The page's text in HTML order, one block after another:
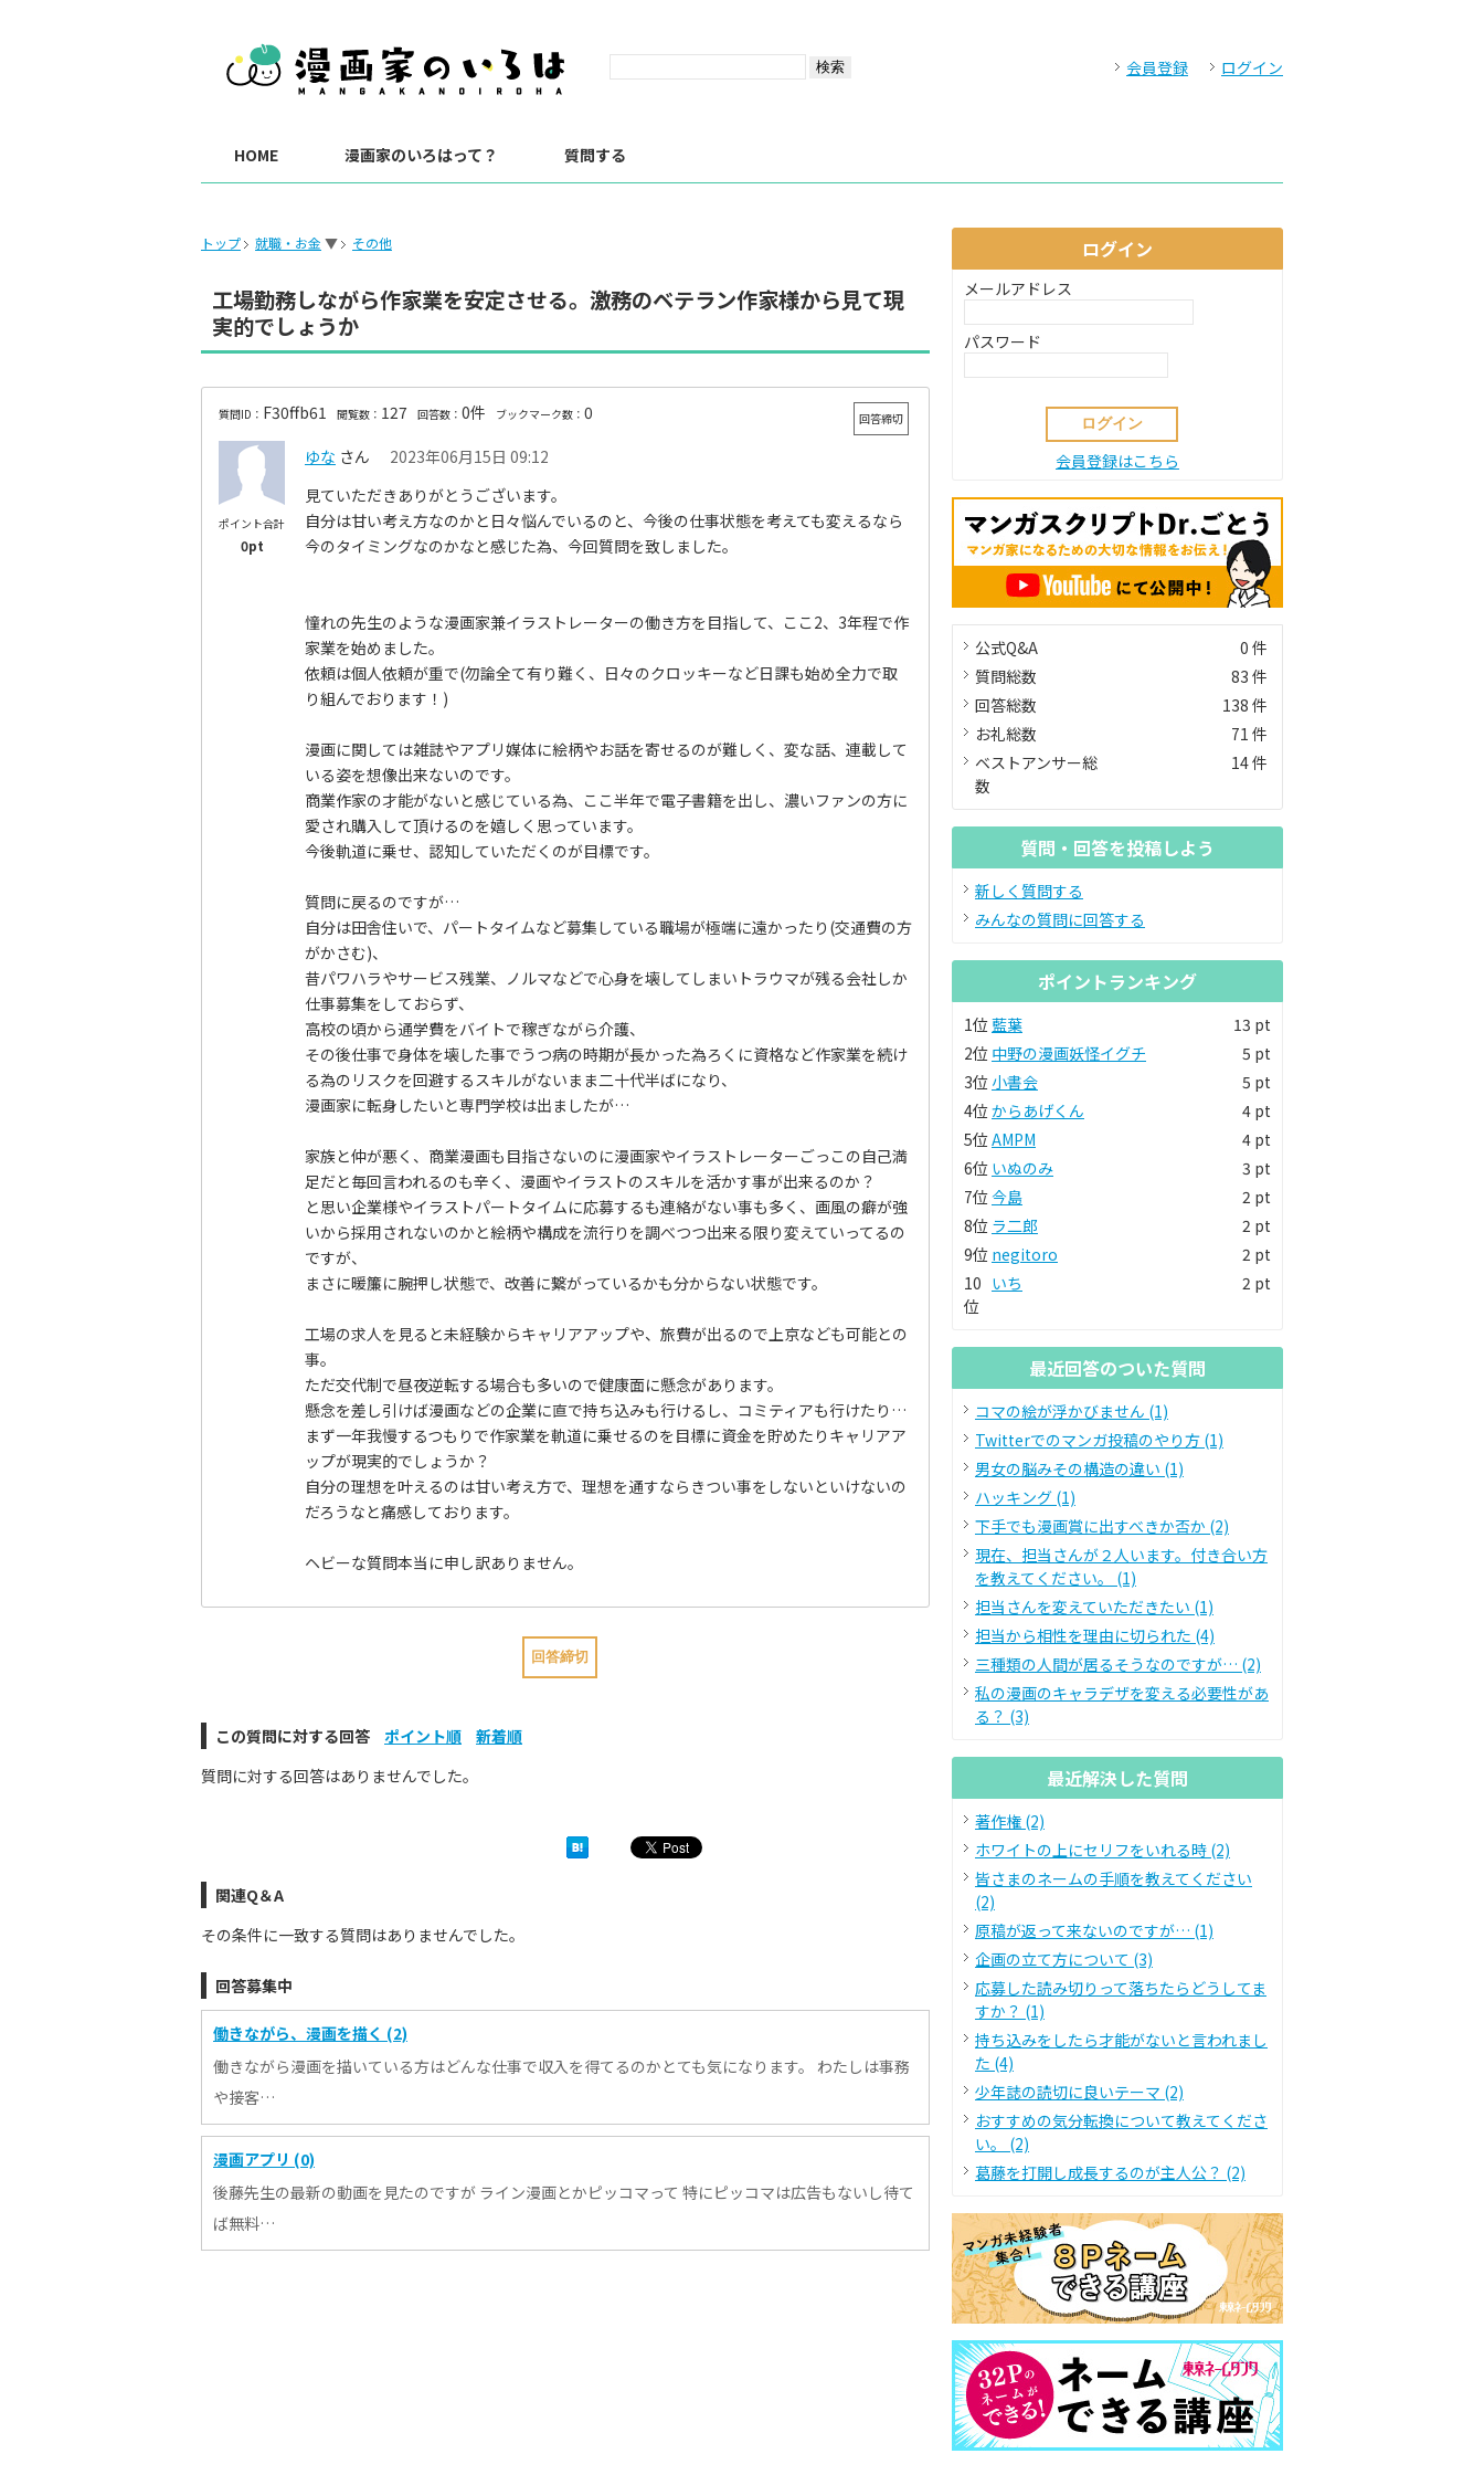
会員登録 ログイン
HOME 漫画家のいろはって？ 質問する
トップ 就職・お金 ▼ その他
工場勤務しながら作家業を安定させる。激務のベテラン作家様から見て現
実的でしょうか
質問ID： F30ffb61 閲覧数： 127 回答数： 0件 ブックマーク数： 0 回答締切
ポイント合計
0pt
ゆな さん
2023年06月15日 09:12
見ていただきありがとうございます。
自分は甘い考え方なのかと日々悩んでいるのと、今後の仕事状態を考えても変えるなら
今のタイミングなのかなと感じた為、今回質問を致しました。
憧れの先生のような漫画家兼イラストレーターの働き方を目指して、ここ2、3年程で作
家業を始めました。
依頼は個人依頼が重で(勿論全て有り難く、日々のクロッキーなど日課も始め全力で取
り組んでおります！)
漫画に関しては雑誌やアプリ媒体に絵柄やお話を寄せるのが難しく、変な話、連載して
いる姿を想像出来ないのです。
商業作家の才能がないと感じている為、ここ半年で電子書籍を出し、濃いファンの方に
愛され購入して頂けるのを嬉しく思っています。
今後軌道に乗せ、認知していただくのが目標です。
質問に戻るのですが…
自分は田舎住いで、パートタイムなど募集している職場が極端に遠かったり(交通費の方
がかさむ)、
昔パワハラやサービス残業、ノルマなどで心身を壊してしまいトラウマが残る会社しか
仕事募集をしておらず、
高校の頃から通学費をバイトで稼ぎながら介護、
その後仕事で身体を壊した事でうつ病の時期が長かった為ろくに資格など作家業を続け
る為のリスクを回避するスキルがないまま二十代半ばになり、
漫画家に転身したいと専門学校は出ましたが…
家族と仲が悪く、商業漫画も目指さないのに漫画家やイラストレーターごっこの自己満
足だと毎回言われるのも辛く、漫画やイラストのスキルを活かす事が出来るのか？
と思い企業様やイラストパートタイムに応募するも連絡がない事も多く、画風の癖が強
いから採用されないのかと絵柄や構成を流行りを調べつつ出来る限り変えていってるの
ですが、
まさに暖簾に腕押し状態で、改善に繋がっているかも分からない状態です。
工場の求人を見ると未経験からキャリアアップや、旅費が出るので上京なども可能との
事。
ただ交代制で昼夜逆転する場合も多いので健康面に懸念があります。
懸念を差し引けば漫画などの企業に直で持ち込みも行けるし、コミティアも行けたり…
まず一年我慢するつもりで作家業を軌道に乗せるのを目標に資金を貯めたりキャリアア
ップが現実的でしょうか？
自分の理想を叶えるのは甘い考え方で、理想を通すならきつい事をしないといけないの
だろうなと痛感しております。
ヘビーな質問本当に申し訳ありません。
この質問に対する回答 ポイント順
新着順
質問に対する回答はありませんでした。
関連Q＆A
その条件に一致する質問はありませんでした。
回答募集中
働きながら、漫画を描く (2)
働きながら漫画を描いている方はどんな仕事で収入を得てるのかとても気になります。 わたしは事務
や接客…
漫画アプリ (0)
後藤先生の最新の動画を見たのですが ライン漫画とかピッコマって 特にピッコマは広告もないし待て
ば無料…
ログイン
メールアドレス
パスワード
会員登録はこちら
公式Q&A
0 件
質問総数
83 件
回答総数
138 件
お礼総数
71 件
ベストアンサー総
数
14 件
質問・回答を投稿しよう
新しく質問する
みんなの質問に回答する
ポイントランキング
1位藍葉
13 pt
2位 中野の漫画妖怪イグチ
5 pt
3位 小書会
5 pt
4位からあげくん
4 pt
5位AMPM
4 pt
6位 いぬのみ
3 pt
7位今島
2 pt
8位 ラ二郎
2 pt
9位 negitoro
2 pt
10
位
いち 2 pt
最近回答のついた質問
コマの絵が浮かびません (1)
Twitterでのマンガ投稿のやり方 (1)
男女の脳みその構造の違い (1)
ハッキング (1)
下手でも漫画賞に出すべきか否か (2)
現在、担当さんが２人います。付き合い方
を教えてください。 (1)
担当さんを変えていただきたい (1)
担当から相性を理由に切られた (4)
三種類の人間が居るそうなのですが… (2)
私の漫画のキャラデザを変える必要性があ
る？ (3)
最近解決した質問
著作権 (2)
ホワイトの上にセリフをいれる時 (2)
皆さまのネームの手順を教えてください
(2)
原稿が返って来ないのですが… (1)
企画の立て方について (3)
応募した読み切りって落ちたらどうしてま
すか？ (1)
持ち込みをしたら才能がないと言われまし
た (4)
少年誌の読切に良いテーマ (2)
おすすめの気分転換について教えてくださ
い。 (2)
葛藤を打開し成長するのが主人公？ (2)